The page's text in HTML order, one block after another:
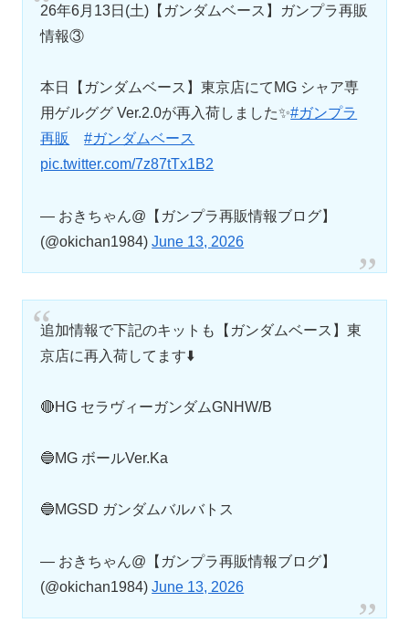
26年6月13日(土)【ガンダムベース】ガンプラ再販
情報③
本日【ガンダムベース】東京店にてMG シャア専
用ゲルググ Ver.2.0が再入荷しました✨#ガンプラ
再販
#ガンダムベース
pic.twitter.com/7z87tTx1B2
— おきちゃん@【ガンプラ再販情報ブログ】
(@okichan1984)June 13, 2026
追加情報で下記のキットも【ガンダムベース】東
京店に再入荷してます⬇️
🔴HG セラヴィーガンダムGNHW/B
🔵MG ボールVer.Ka
🔵MGSD ガンダムバルバトス
— おきちゃん@【ガンプラ再販情報ブログ】
(@okichan1984)June 13, 2026